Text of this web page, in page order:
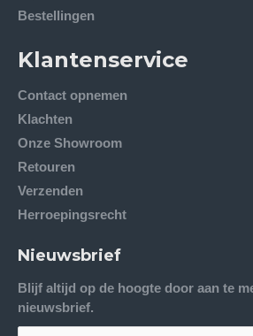
Bestellingen
Klantenservice
Contact opnemen
Klachten
Onze Showroom
Retouren
Verzenden
Herroepingsrecht
Nieuwsbrief
Blijf altijd op de hoogte door aan te
nieuwsbrief.